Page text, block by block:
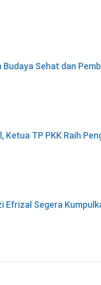
Sehat dan
TP PKK Raih
Efrizal Segera